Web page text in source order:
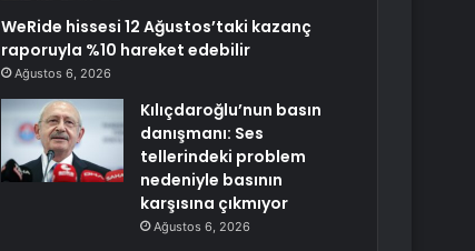
WeRide hissesi 12 Ağustos’taki kazanç
raporuyla %10 hareket edebilir
Ağustos 6, 2026
Kılıçdaroğlu’nun basın
danışmanı: Ses
tellerindeki problem
nedeniyle basının
karşısına çıkmıyor
Ağustos 6, 2026